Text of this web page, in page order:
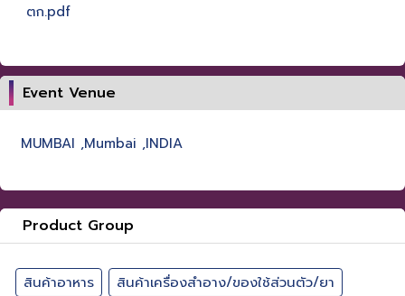
ตก.pdf
Event Venue
MUMBAI ,Mumbai ,INDIA
Product Group
สินค้าอาหาร
สินค้าเครื่องสำอาง/ของใช้ส่วนตัว/ยา